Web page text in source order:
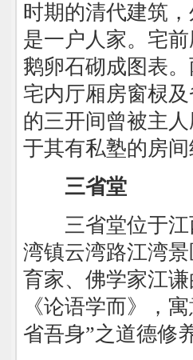
时期的清代建筑
是一户人家。宅
鹅卵石砌成图表
宅内厅厢房窗棂
的三开间曾被主
于其有私塾的房
三省堂
三省堂位于江
湾镇云湾路江湾
育家、佛学家江
《论语学而》，
省吾身”之道德修